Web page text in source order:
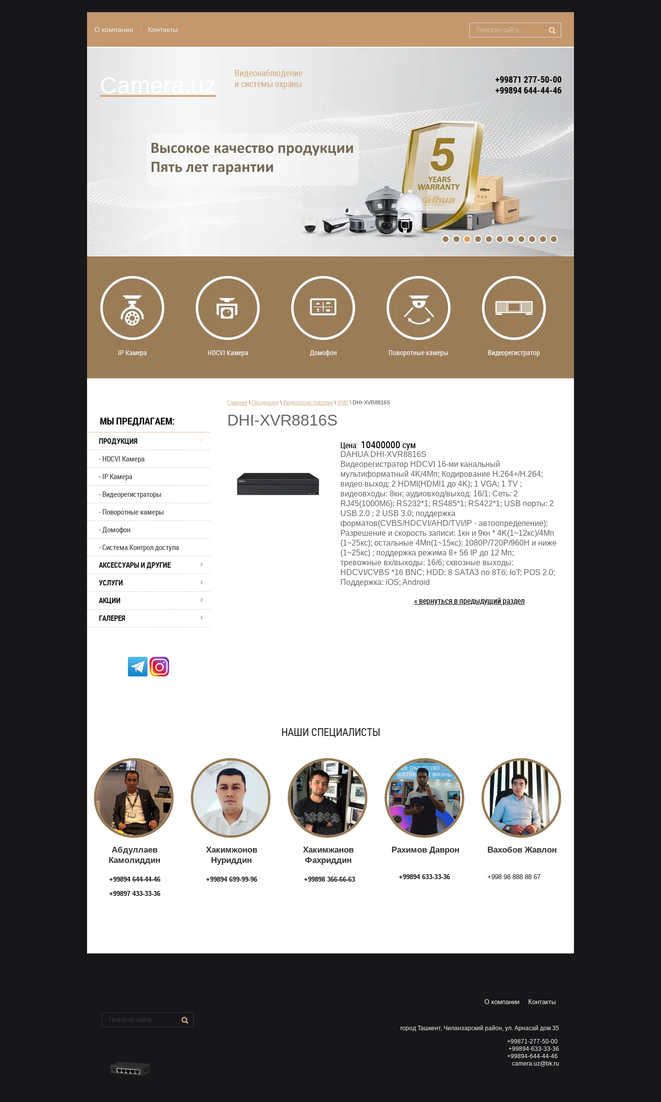
О компании Контакты
+99871 277-50-00
+99894 644-44-46
Camera.uz
Видеонаблюдение
и системы охраны
IP Камера HDCVI Камера Домофон Поворотные камеры Видеорегистратор
МЫ ПРЕДЛАГАЕМ:
ПРОДУКЦИЯ
HDCVI Камера
IP Камера
Видеорегистраторы
Поворотные камеры
Домофон
Система Контрол доступа
АКСЕССУАРЫ И ДРУГИЕ
УСЛУГИ
АКЦИИ
ГАЛЕРЕЯ
Главная \ Продукция \ Видеорегистраторы \ XVR \ DHI-XVR8816S
DHI-XVR8816S
Цена: 10400000 сум
DAHUA DHI-XVR8816S
Видеорегистратор HDCVI 16-ми канальный
мультиформатный 4K/4Мп; Кодирование H.264+/H.264;
видео выход: 2 HDMI(HDMI1 до 4K); 1 VGA; 1 TV ;
видеовходы: 8кн; аудиовход/выход: 16/1; Сеть: 2
RJ45(1000Мб); RS232*1; RS485*1; RS422*1; USB порты: 2
USB 2.0 ; 2 USB 3.0; поддержка
форматов(CVBS/HDCVI/AHD/TVI/IP - автоопределение);
Разрешение и скорость записи: 1кн и 9кн * 4K(1~12кс)/4Мп
(1~25кс); остальные 4Мп(1~15кс); 1080P/720P/960H и ниже
(1~25кс) ; поддержка режима 8+ 56 IP до 12 Мп;
тревожные вх/выходы: 16/6; сквозные выходы:
HDCVI/CVBS *16 BNC; HDD: 8 SATA3 по 8Тб; IoT; POS 2.0;
Поддержка: iOS; Android
« вернуться в предыдущий раздел
НАШИ СПЕЦИАЛИСТЫ
Абдуллаев
Камолиддин
+99894 644-44-46
+99897 433-33-36
Хакимжонов
Нуриддин
+99894 699-99-96
Хакимжанов
Фахриддин
+99898 366-66-63
Рахимов Даврон
+99894 633-33-36
Вахобов Жавлон
+998 98 888 88 67
О компании Контакты
город Ташкент, Чиланзарский район, ул. Арнасай дом 35
+99871-277-50-00
+99894-633-33-36
+99894-644-44-46
camera.uz@bk.ru